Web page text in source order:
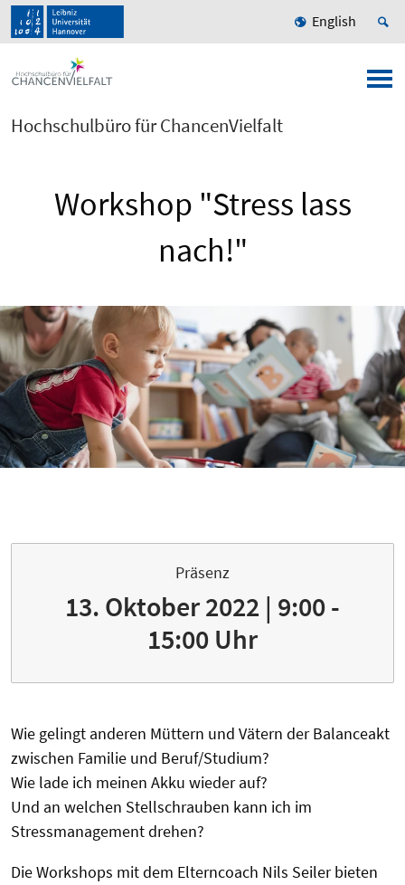
English
Hochschulbüro für ChancenVielfalt
Workshop "Stress lass
nach!"
Präsenz
13. Oktober 2022 | 9:00 -
15:00 Uhr
Wie gelingt anderen Müttern und Vätern der Balanceakt
zwischen Familie und Beruf/Studium?
Wie lade ich meinen Akku wieder auf?
Und an welchen Stellschrauben kann ich im
Stressmanagement drehen?
Die Workshops mit dem Elterncoach Nils Seiler bieten